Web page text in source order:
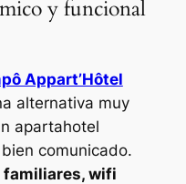
y funcional
Appart’Hôtel
alternativa muy
apartahotel
comunicado.
wifi